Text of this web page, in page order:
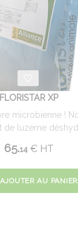
FLORISTAR XP
microbienne !
luzerne
65.14 € HT
AJOUTER AU PANIER